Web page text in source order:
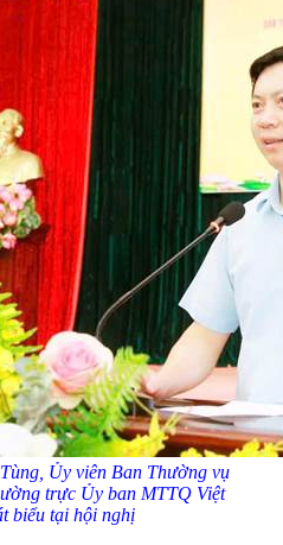
Ủy viên Ban Thường vụ
trực Ủy ban MTTQ Việt
biểu tại hội nghị